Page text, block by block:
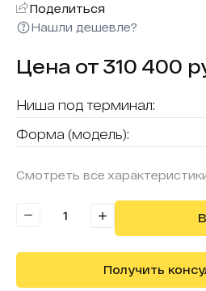
Поделиться
Нашли дешевле?
Цена от 310 400
Ниша под терминал:
Форма (модель):
Смотреть все
Получить